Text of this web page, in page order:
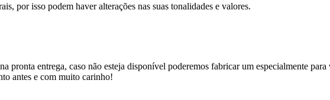
por isso podem haver alterações nas suas tonalidades e valores.
pronta entrega, caso não esteja disponível poderemos fabricar um especialmente
antes e com muito carinho!